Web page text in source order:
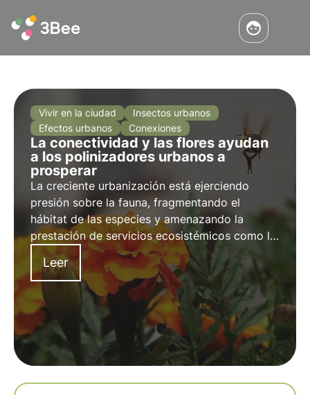
Vivir en la ciudad
Insectos urbanos
Efectos urbanos
Conexiones
La conectividad y las flores ayudan
a los polinizadores urbanos a
prosperar
La creciente urbanización está ejerciendo
presión sobre la fauna, fragmentando el
hábitat de las especies y amenazando la
prestación de servicios ecosistémicos como la
polinización. Pero hay esperanza de un futuro
más conectado y lleno de flores en nuestras
ciudades.
Leer